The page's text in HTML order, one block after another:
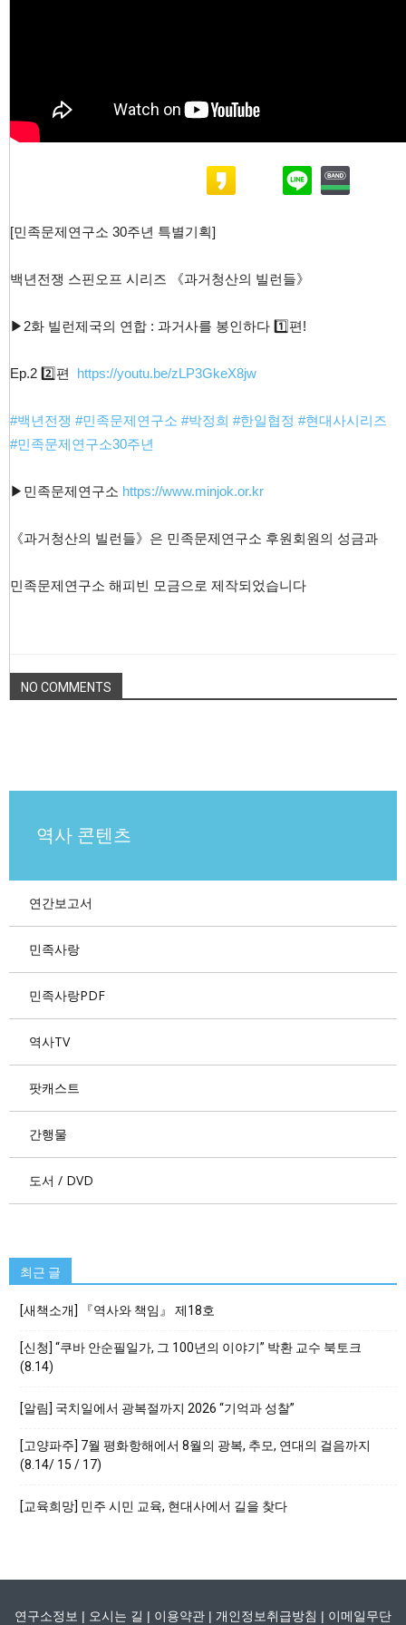
[민족문제연구소 30주년 특별기획]
백년전쟁 스핀오프 시리즈 《과거청산의 빌런들》
▶2화 빌런제국의 연합 : 과거사를 봉인하다 1️⃣편!
Ep.2 2️⃣편 https://youtu.be/zLP3GkeX8jw
#백년전쟁 #민족문제연구소 #박정희 #한일협정 #현대사시리즈
#민족문제연구소30주년
▶민족문제연구소 https://www.minjok.or.kr
《과거청산의 빌런들》은 민족문제연구소 후원회원의 성금과
민족문제연구소 해피빈 모금으로 제작되었습니다
NO COMMENTS
역사 콘텐츠
연간보고서
민족사랑
민족사랑PDF
역사TV
팟캐스트
간행물
도서 / DVD
최근 글
[새책소개] 『역사와 책임』 제18호
[신청] “쿠바 안순필일가, 그 100년의 이야기” 박환 교수 북토크
(8.14)
[알림] 국치일에서 광복절까지 2026 “기억과 성찰”
[고양파주] 7월 평화항해에서 8월의 광복, 추모, 연대의 걸음까지
(8.14/ 15 / 17)
[교육희망] 민주 시민 교육, 현대사에서 길을 찾다
연구소정보 | 오시는 길 | 이용약관 | 개인정보취급방침 | 이메일무단